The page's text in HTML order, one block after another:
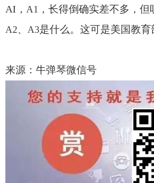
AI ， A1 ，长得倒确实差不多，
A2、 A3是什么。这可是美国教
来源：牛弹琴微信号